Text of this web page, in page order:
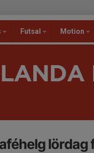
Futsal Motion
lördag